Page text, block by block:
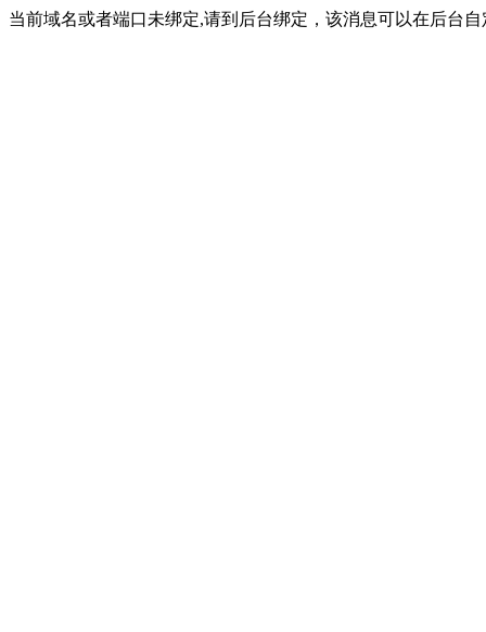
当前域名或者端口未绑定,请到后台绑定，该消息可以在后台自